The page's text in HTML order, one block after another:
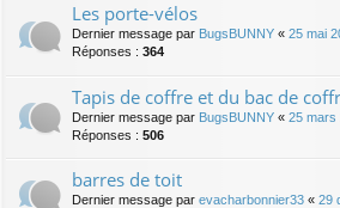
Les porte-vélos
Dernier message par BugsBUNNY « 25 mai
Réponses : 364
Tapis de coffre et du bac de
Dernier message par BugsBUNNY « 25 mars
Réponses : 506
barres de toit
Dernier message par evacharbonnier33 « 29